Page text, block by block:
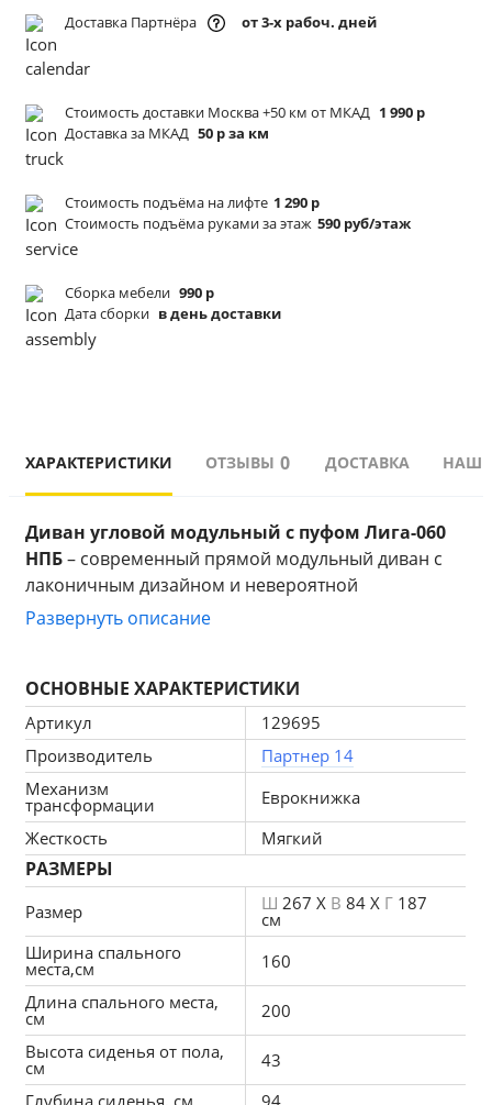
Доставка Партнёра от 3-х рабоч. дней
Стоимость доставки Москва +50 км от МКАД 1 990 р
Доставка за МКАД 50 р за км
Стоимость подъёма на лифте 1 290 р
Стоимость подъёма руками за этаж 590 руб/этаж
Сборка мебели 990 р
Дата сборки в день доставки
ХАРАКТЕРИСТИКИ ОТЗЫВЫ 0 ДОСТАВКА
Диван угловой модульный с пуфом Лига-060
НПБ – современный прямой модульный диван с
лаконичным дизайном и невероятной
функциональностью. В считанные секунды, он
вместительными ящиками для белья.
Комфортабельность отдыха гарантирована.
Состав набора:
Модуль диван - 1шт. ШхГхВ - 100х84х118 см.
Модуль канапе - 1шт. ШхГхВ - 100х84х187 см.
Модуль пуф - 1шт. ШхГхВ - 100х84х67 см.
Особенности углового модульного дивана с
пуфом Лига-060 НПБ:
Прочность и лучшее качество сна
Развернуть описание
ОСНОВНЫЕ ХАРАКТЕРИСТИКИ
Артикул
129695
Производитель
Партнер 14
Механизм
трансформации
Еврокнижка
Жесткость
Мягкий
РАЗМЕРЫ
Размер Ш 267 X В 84 X Г 187
см
Ширина спального
места,см
160
Длина спального места,
см
200
Высота сиденья от пола,
см
43